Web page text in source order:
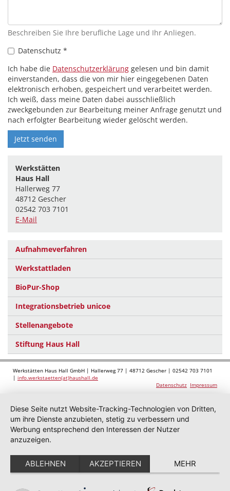
Beschreiben Sie Ihre berufliche Lage und Ihr Anliegen.
Datenschutz *
Ich habe die Datenschutzerklärung gelesen und bin damit
einverstanden, dass die von mir hier eingegebenen Daten
elektronisch erhoben, gespeichert und verarbeitet werden.
Ich weiß, dass meine Daten dabei ausschließlich
zweckgebunden zur Bearbeitung meiner Anfrage genutzt und
nach erfolgter Bearbeitung wieder gelöscht werden.
Jetzt senden
Werkstätten
Haus Hall
Hallerweg 77
48712 Gescher
02542 703 7101
E-Mail
Aufnahmeverfahren
Werkstattladen
BioPur-Shop
Integrationsbetrieb unicoe
Stellenangebote
Stiftung Haus Hall
Werkstätten Haus Hall GmbH | Hallerweg 77 | 48712 Gescher | 02542 703 7101
| info.werkstaetten(at)haushall.de
Datenschutz Impressum
Diese Seite nutzt Website-Tracking-Technologien von Dritten,
um ihre Dienste anzubieten, stetig zu verbessern und
Werbung entsprechend den Interessen der Nutzer
anzuzeigen.
ABLEHNEN AKZEPTIEREN MEHR